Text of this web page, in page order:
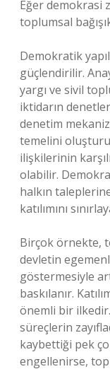
Eğer demokrasi
toplumsal
Demokratik
güçlendirilir.
yargı ve sivil
iktidarın
denetim
temelini
ilişkilerinin
olabilir.
halkın
katılımını
Birçok örnekte,
devletin
göstermesiyle
baskılanır.
önemli bir
süreçlerin
kaybettiği pek
engellenirse,